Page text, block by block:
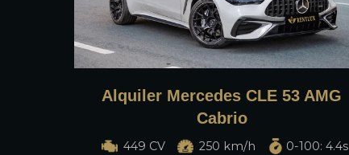
Alquiler Mercedes CLE 53 AMG
Cabrio
449 CV 250 km/h 0-100: 4.4s